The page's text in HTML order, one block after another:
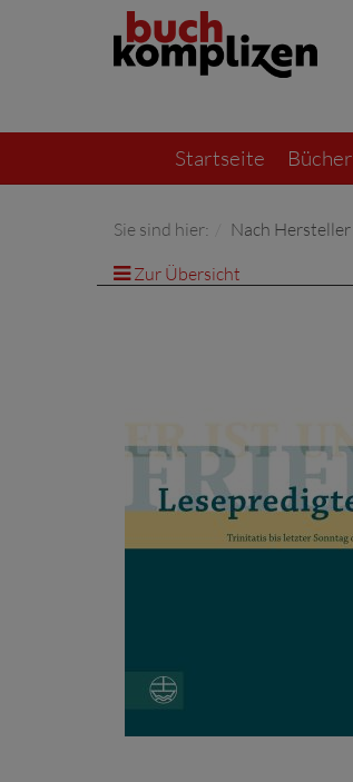
Startseite Bücher
Sie sind hier: Nach Hersteller
Zur Übersicht